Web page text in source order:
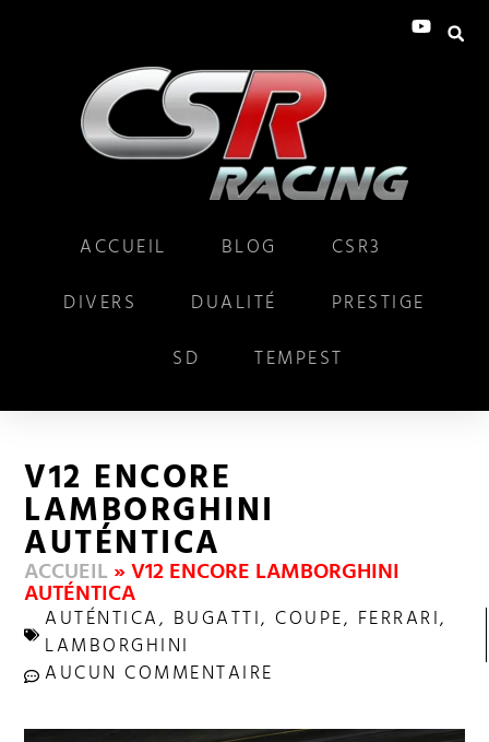
ACCUEIL BLOG
CSR3
DIVERS
DUALITÉ
PRESTIGE
SD
TEMPEST
V12 ENCORE
LAMBORGHINI
AUTÉNTICA
ACCUEIL»V12 ENCORE LAMBORGHINI
AUTÉNTICA
AUTÉNTICA, BUGATTI,COUPE, FERRARI,
LAMBORGHINI
AUCUN COMMENTAIRE